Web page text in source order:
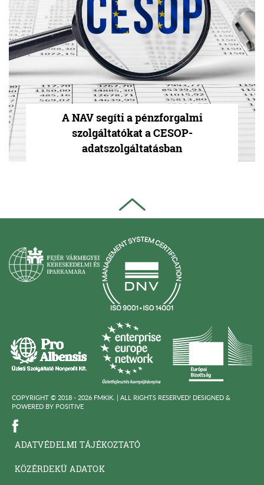
A NAV segíti a pénzforgalmi
szolgáltatókat a CESOP-
adatszolgáltatásban
COPYRIGHT © 2018 - 2026 FMKIK. | ALL RIGHTS RESERVED! DESIGNED &
POWERED BY POSITIVE
ADATVÉDELMI TÁJÉKOZTATÓ
KÖZÉRDEKÜ ADATOK